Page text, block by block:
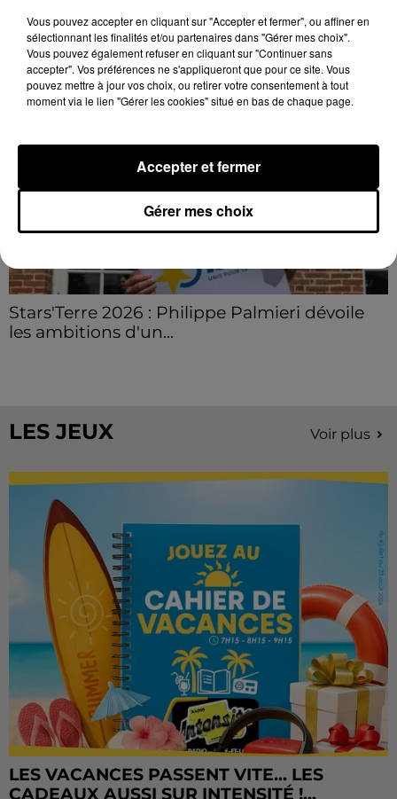
Grâce...
LE GRAND FORMAT Voir plus
Stars'Terre 2026 : Philippe Palmieri dévoile
les ambitions d'un...
LES JEUX Voir plus
LES VACANCES PASSENT VITE... LES
CADEAUX AUSSI SUR INTENSITÉ !...
Vous pouvez accepter en cliquant sur "Accepter et fermer", ou affiner en
sélectionnant les finalités et/ou partenaires dans "Gérer mes choix".
Vous pouvez également refuser en cliquant sur "Continuer sans
accepter". Vos préférences ne s'appliqueront que pour ce site. Vous
pouvez mettre à jour vos choix, ou retirer votre consentement à tout
moment via le lien "Gérer les cookies" situé en bas de chaque page.
Gérer mes choix
Accepter et fermer